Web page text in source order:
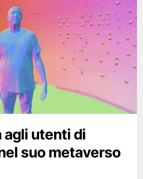
utenti di
suo metaverso